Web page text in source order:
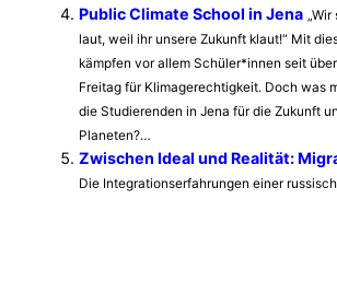
Public Climate School in Jena
laut, weil ihr unsere Zukunft klaut!“ Mit
kämpfen vor allem Schüler*innen seit
Freitag für Klimagerechtigkeit. Doch was
die Studierenden in Jena für die Zukunft
Planeten?…
Zwischen Ideal und Realität:
Die Integrationserfahrungen einer